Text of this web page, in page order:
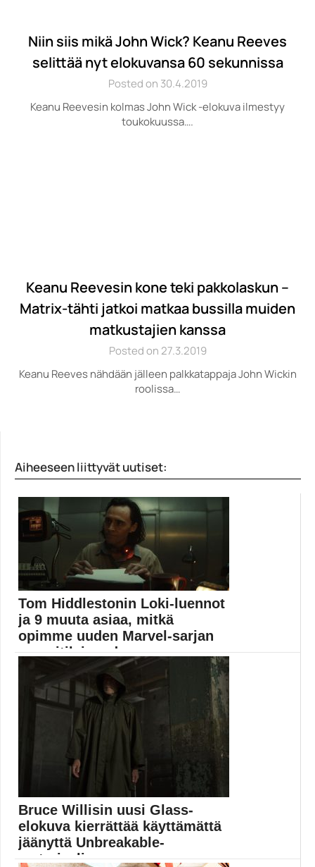
Niin siis mikä John Wick? Keanu Reeves
selittää nyt elokuvansa 60 sekunnissa
Posted on 30.4.2019
Keanu Reevesin kolmas John Wick -elokuva ilmestyy
toukokuussa….
Keanu Reevesin kone teki pakkolaskun –
Matrix-tähti jatkoi matkaa bussilla muiden
matkustajien kanssa
Posted on 27.3.2019
Keanu Reeves nähdään jälleen palkkatappaja John Wickin
roolissa…
Aiheeseen liittyvät uutiset:
Tom Hiddlestonin Loki-luennot
ja 9 muuta asiaa, mitkä
opimme uuden Marvel-sarjan
pressitilaisuudessa
Kuusiosainen Loki alkaa Disney Plussassa 9.
kesäkuuta. Muropaketti...
Disney Plus
Bruce Willisin uusi Glass-
elokuva kierrättää käyttämättä
jäänyttä Unbreakable-
materiaalia